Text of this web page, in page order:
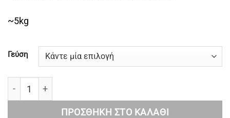
~5kg
Γεύση
ΠΡΟΣΘΉΚΗ ΣΤΟ ΚΑΛΆΘΙ